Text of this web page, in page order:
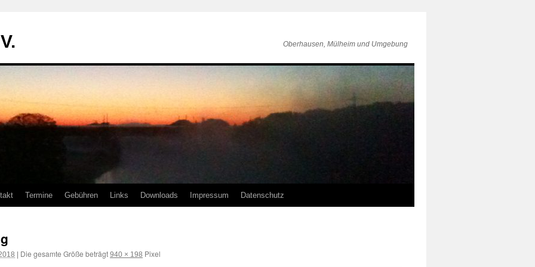
Oberhausen, Mülheim und Umgebung
Termine Gebühren Links Downloads Impressum Datenschutz
Die gesamte Größe beträgt 940 × 198 Pixel